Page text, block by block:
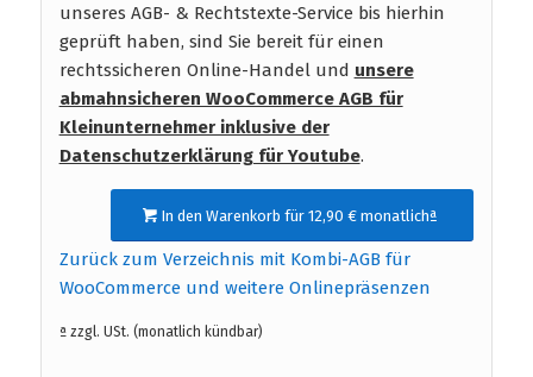
unseres AGB- & Rechtstexte-Service bis hierhin
geprüft haben, sind Sie bereit für einen
rechtssicheren Online-Handel und unsere
abmahnsicheren WooCommerce AGB für
Kleinunternehmer inklusive der
Datenschutzerklärung für Youtube.
In den Warenkorb für 12,90 € monatlichª
Zurück zum Verzeichnis mit Kombi-AGB für
WooCommerce und weitere Onlinepräsenzen
ª zzgl. USt. (monatlich kündbar)